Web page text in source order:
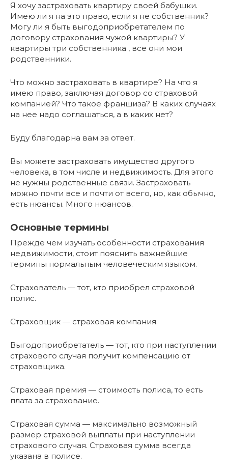
Я хочу застраховать квартиру своей бабушки.
Имею ли я на это право, если я не собственник?
Могу ли я быть выгодоприобретателем по
договору страхования чужой квартиры? У
квартиры три собственника , все они мои
родственники.
Что можно застраховать в квартире? На что я
имею право, заключая договор со страховой
компанией? Что такое франшиза? В каких случаях
на нее надо соглашаться, а в каких нет?
Буду благодарна вам за ответ.
Вы можете застраховать имущество другого
человека, в том числе и недвижимость. Для этого
не нужны родственные связи. Застраховать
можно почти все и почти от всего, но, как обычно,
есть нюансы. Много нюансов.
Основные термины
Прежде чем изучать особенности страхования
недвижимости, стоит пояснить важнейшие
термины нормальным человеческим языком.
Страхователь — тот, кто приобрел страховой
полис.
Страховщик — страховая компания.
Выгодоприобретатель — тот, кто при наступлении
страхового случая получит компенсацию от
страховщика.
Страховая премия — стоимость полиса, то есть
плата за страхование.
Страховая сумма — максимально возможный
размер страховой выплаты при наступлении
страхового случая. Страховая сумма всегда
указана в полисе.